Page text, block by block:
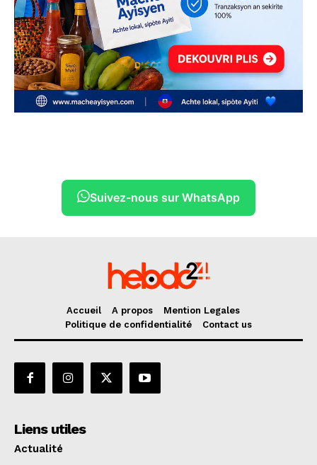
Suivez-nous sur WhatsApp
Accueil A propos
Mention Legales
Politique de confidentialité
Contact us
Liens utiles
Actualité